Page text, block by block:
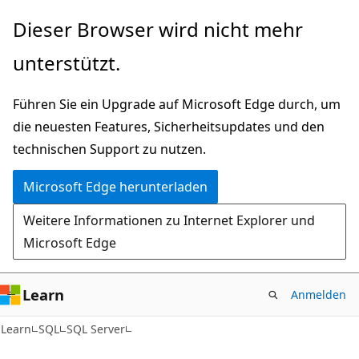
Zu
wechseln
Dieser Browser wird nicht mehr
unterstützt.
Führen Sie ein Upgrade auf Microsoft Edge durch, um
die neuesten Features, Sicherheitsupdates und den
technischen Support zu nutzen.
Microsoft Edge herunterladen
Weitere Informationen zu Internet Explorer und
Microsoft Edge
Learn Anmelden
Learn SQL SQL Server